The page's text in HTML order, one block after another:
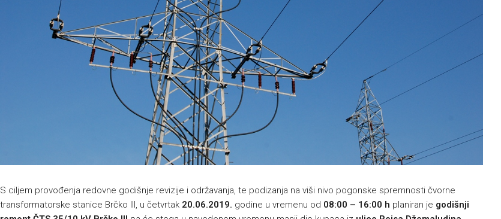
S ciljem provođenja redovne godišnje revizije i održavanja, te podizanja na viši nivo pogonske spremnosti čvorne
transformatorske stanice Brčko III, u četvrtak 20.06.2019. godine u vremenu od 08:00 – 16:00 h planiran je godišnji